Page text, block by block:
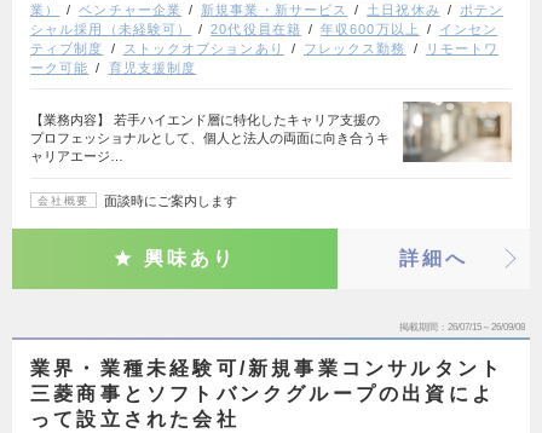
業）
ベンチャー企業 新規事業・新サービス 土日祝休み
ポテン
シャル採用（未経験可）
20代役員在籍 年収600万以上
インセン
ティブ制度
ストックオプションあり フレックス勤務
リモートワ
ーク可能
育児支援制度
【業務内容】 若手ハイエンド層に特化したキャリア支援の
プロフェッショナルとして、個人と法人の両面に向き合うキ
ャリアエージ…
会社概要 面談時にご案内します
興味あり 詳細へ
掲載期間 26/07/15～26/09/08
業界・業種未経験可/新規事業コンサルタント
三菱商事とソフトバンクグループの出資によ
って設立された会社